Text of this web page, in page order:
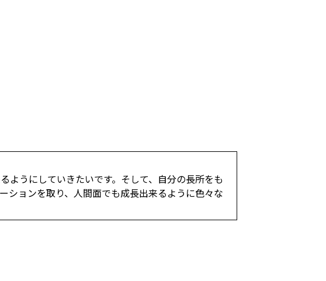
ようにしていきたいです。そして、自分の長所をも
ションを取り、人間面でも成長出来るように色々な